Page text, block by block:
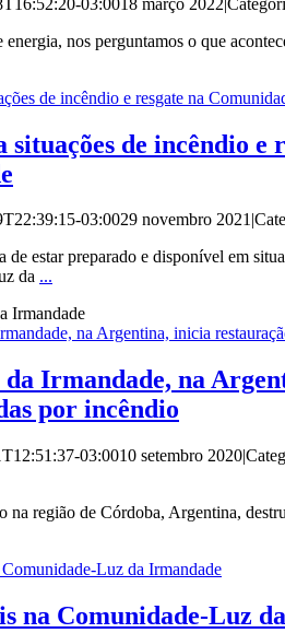
nos perguntamos o que
de incêndio e resgate na
de incêndio e
03:0029 novembro 2021|
de estar preparado e disponível em
da ...
na Argentina, inicia
Irmandade, na
por incêndio
03:0010 setembro 2020|
na região de Córdoba, Argentina,
Luz da Irmandade
na Comunidade-Luz